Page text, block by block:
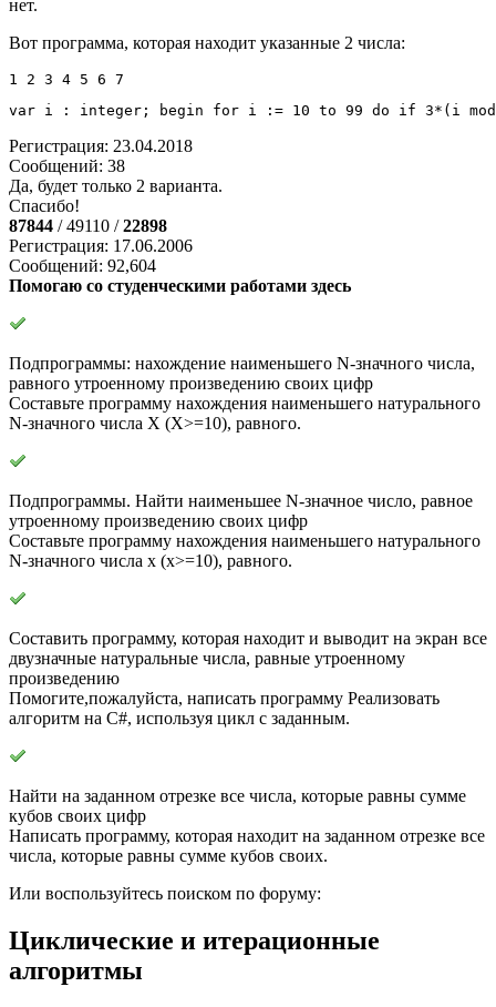
нет.
Вот программа, которая находит указанные 2 числа:
1 2 3 4 5 6 7
var i : integer ; begin for i : = 10 to 99 do if 3* ( i mod
Регистрация: 23.04.2018
Сообщений: 38
Да, будет только 2 варианта.
Спасибо!
87844 / 49110 /22898
Регистрация: 17.06.2006
Сообщений: 92,604
Помогаю со студенческими работами здесь
Подпрограммы: нахождение наименьшего N-значного числа,
равного утроенному произведению своих цифр
Составьте программу нахождения наименьшего натурального
N-значного числа X (X>=10), равного.
Подпрограммы. Найти наименьшее N-значное число, равное
утроенному произведению своих цифр
Составьте программу нахождения наименьшего натурального
N-значного числа x (x>=10), равного.
Составить программу, которая находит и выводит на экран все
двузначные натуральные числа, равные утроенному
произведению
Помогите,пожалуйста, написать программу Реализовать
алгоритм на С#, используя цикл с заданным.
Найти на заданном отрезке все числа, которые равны сумме
кубов своих цифр
Написать программу, которая находит на заданном отрезке все
числа, которые равны сумме кубов своих.
Или воспользуйтесь поиском по форуму:
Циклические и итерационные
алгоритмы